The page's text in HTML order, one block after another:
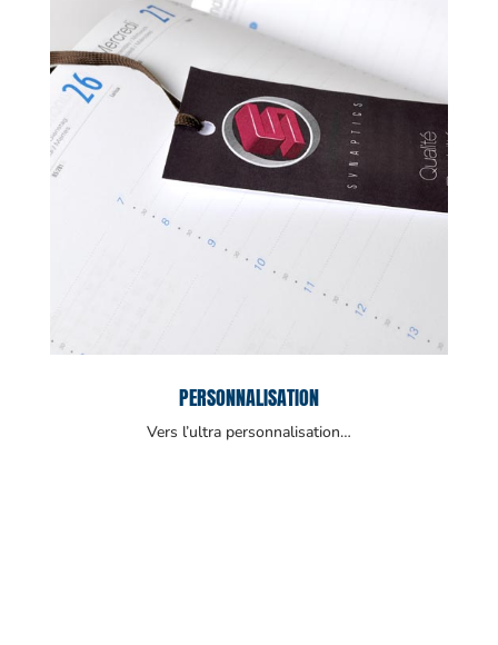
PERSONNALISATION
Vers l’ultra personnalisation…